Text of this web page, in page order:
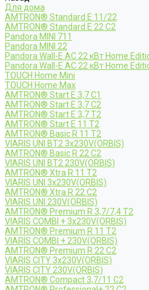
Для дома
AMTRON® Standard E 11/22
AMTRON® Standard E 22 C2
Pandora MINI 711
Pandora MINI 22
Pandora Wall-E AC 22 кВт Home
Pandora Wall-E AC 22 кВт Home
TOUCH Home Mini
TOUCH Home Max
AMTRON® Start E 3,7 C1
AMTRON® Start E 3,7 C2
AMTRON® Start E 3,7 T2
AMTRON® Start E 11 T2
AMTRON® Basic R 11 T2
VIARIS UNI BT2 3x230V(ORBIS)
AMTRON® Basic R 22 C2
VIARIS UNI BT2 230V(ORBIS)
AMTRON® Xtra R 11 T2
VIARIS UNI 3x230V(ORBIS)
AMTRON® Xtra R 22 C2
VIARIS UNI 230V(ORBIS)
AMTRON® Premium R 3,7/7,4 T2
VIARIS COMBI + 3x230V(ORBIS)
AMTRON® Premium R 11 T2
VIARIS COMBI + 230V(ORBIS)
AMTRON® Premium R 22 C2
VIARIS CITY 3x230V(ORBIS)
VIARIS CITY 230V(ORBIS)
AMTRON® Compact 3,7/11 C2